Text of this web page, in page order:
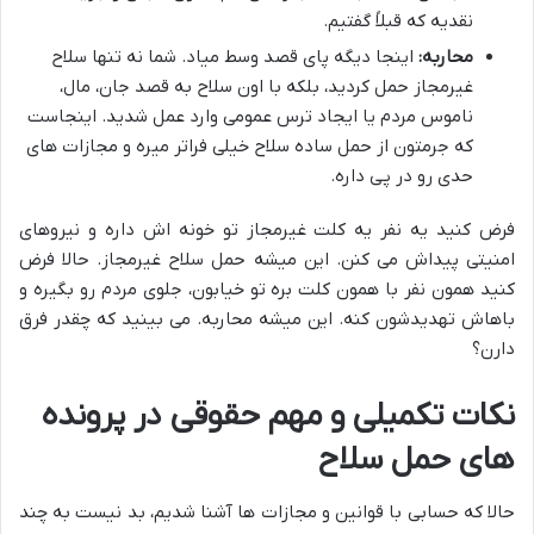
نقدیه که قبلاً گفتیم.
محاربه: اینجا دیگه پای قصد وسط میاد. شما نه تنها سلاح
غیرمجاز حمل کردید، بلکه با اون سلاح به قصد جان، مال،
ناموس مردم یا ایجاد ترس عمومی وارد عمل شدید. اینجاست
که جرمتون از حمل ساده سلاح خیلی فراتر میره و مجازات های
حدی رو در پی داره.
فرض کنید یه نفر یه کلت غیرمجاز تو خونه اش داره و نیروهای
امنیتی پیداش می کنن. این میشه حمل سلاح غیرمجاز. حالا فرض
کنید همون نفر با همون کلت بره تو خیابون، جلوی مردم رو بگیره و
باهاش تهدیدشون کنه. این میشه محاربه. می بینید که چقدر فرق
دارن؟
نکات تکمیلی و مهم حقوقی در پرونده
های حمل سلاح
حالا که حسابی با قوانین و مجازات ها آشنا شدیم، بد نیست به چند